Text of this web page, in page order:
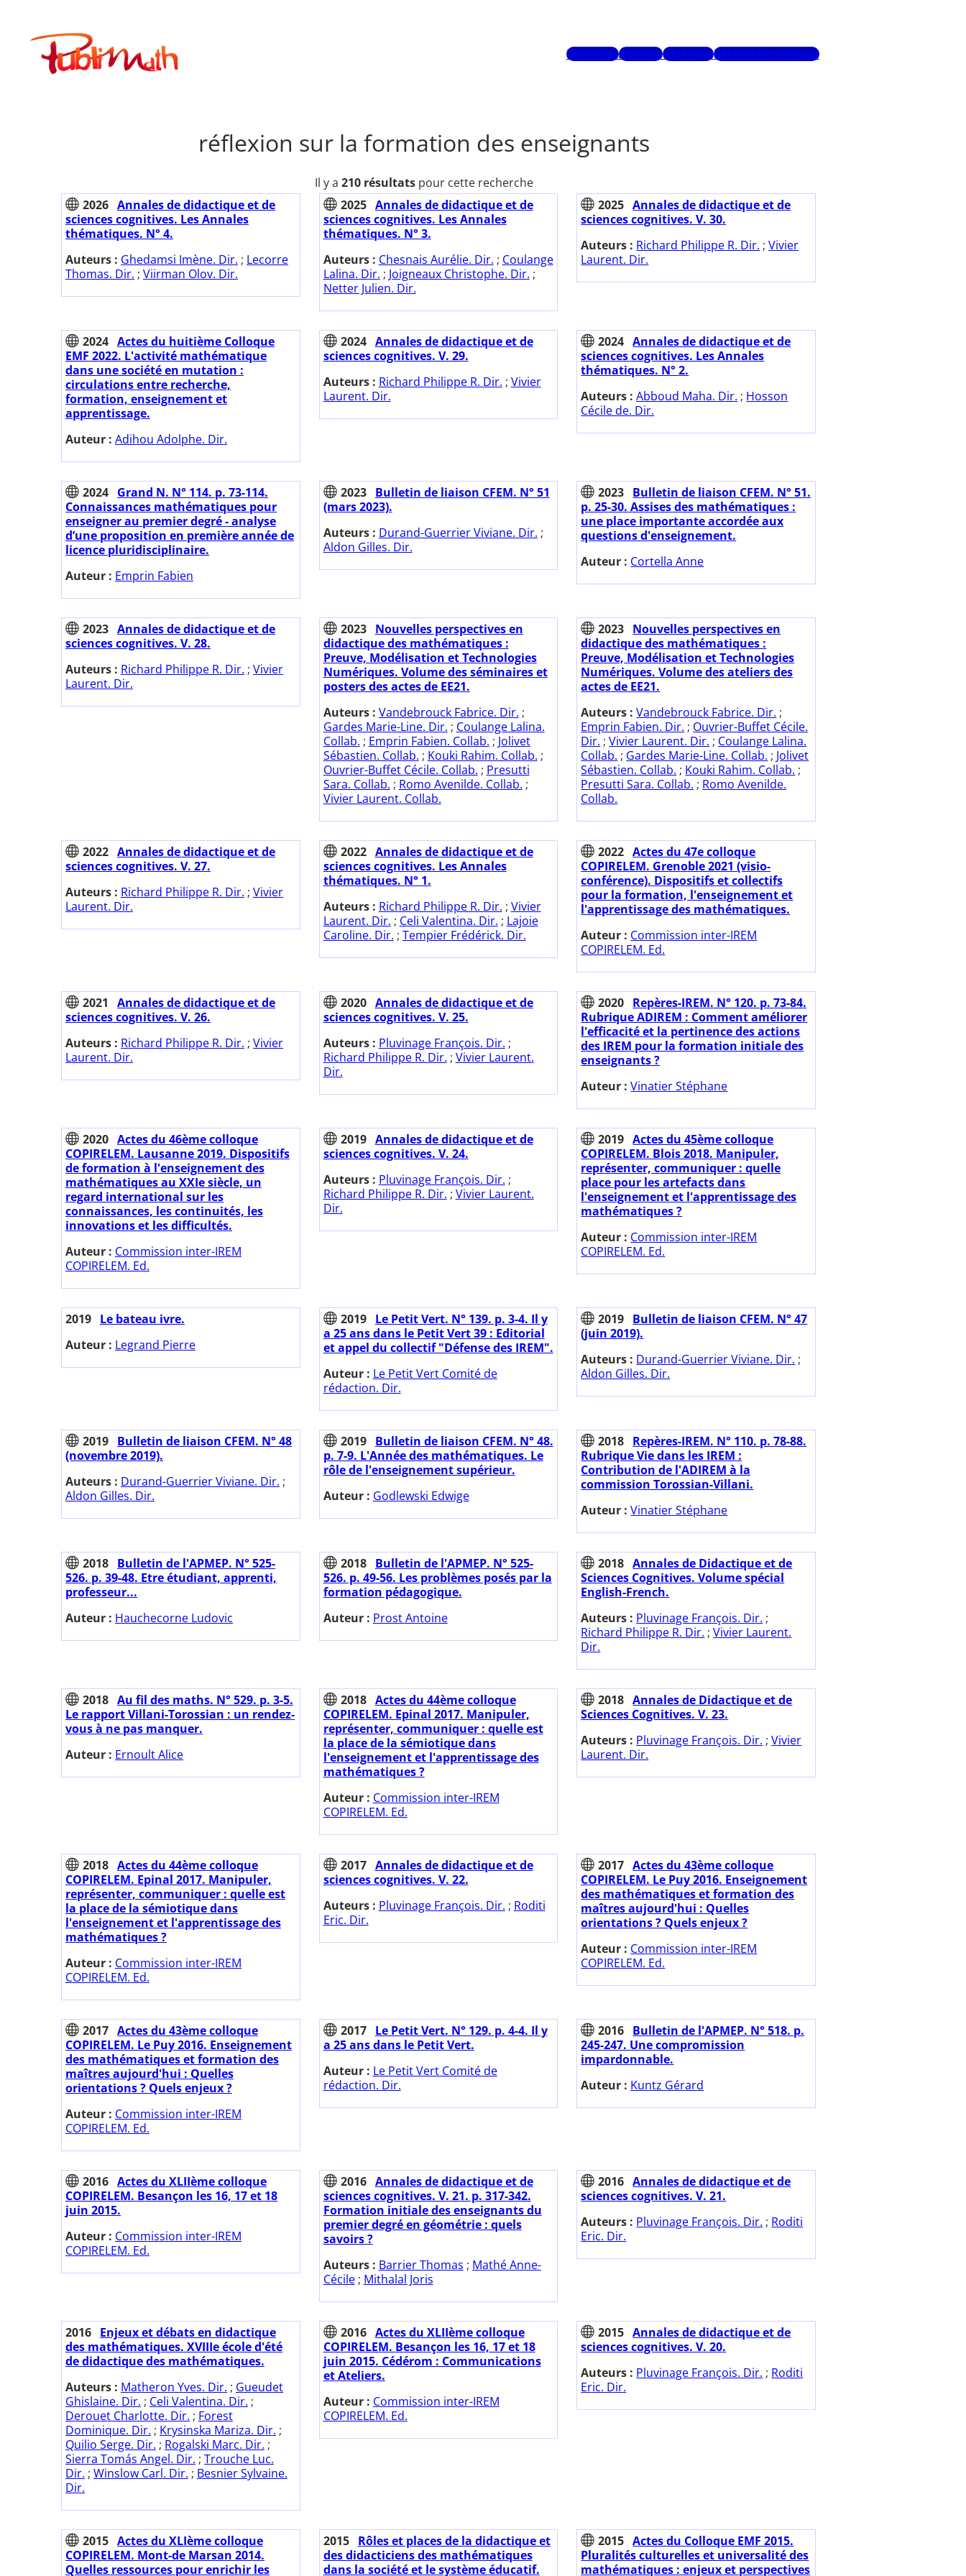
contenuPublimath
Mots-clésAuteursGlossaireRecherche avancée
réflexion sur la formation des enseignants
Il y a 210 résultats pour cette recherche
2026 Annales de didactique et de
sciences cognitives. Les Annales
thématiques. N° 4.
Auteurs : Ghedamsi Imène. Dir. ; Lecorre
Thomas. Dir. ; Viirman Olov. Dir.
2025 Annales de didactique et de
sciences cognitives. Les Annales
thématiques. N° 3.
Auteurs : Chesnais Aurélie. Dir. ; Coulange
Lalina. Dir. ; Joigneaux Christophe. Dir. ;
Netter Julien. Dir.
2025 Annales de didactique et de
sciences cognitives. V. 30.
Auteurs : Richard Philippe R. Dir. ;Vivier
Laurent. Dir.
2024 Actes du huitième Colloque
EMF 2022. L'activité mathématique
dans une société en mutation :
circulations entre recherche,
formation, enseignement et
apprentissage.
Auteur : Adihou Adolphe. Dir.
2024 Annales de didactique et de
sciences cognitives. V. 29.
Auteurs : Richard Philippe R. Dir. ; Vivier
Laurent. Dir.
2024 Annales de didactique et de
sciences cognitives. Les Annales
thématiques. N° 2.
Auteurs :Abboud Maha. Dir. ; Hosson
Cécile de. Dir.
2024 Grand N. N° 114. p. 73-114.
Connaissances mathématiques pour
enseigner au premier degré - analyse
d’une proposition en première année de
licence pluridisciplinaire.
Auteur : Emprin Fabien
2023
Bulletin de liaison CFEM. N° 51
(mars 2023).
Auteurs : Durand-Guerrier Viviane. Dir. ;
Aldon Gilles. Dir.
2023 Bulletin de liaison CFEM. N° 51.
p. 25-30. Assises des mathématiques :
une place importante accordée aux
questions d'enseignement.
Auteur : Cortella Anne
2023 Annales de didactique et de
sciences cognitives. V. 28.
Auteurs : Richard Philippe R. Dir. ; Vivier
Laurent. Dir.
2023
Nouvelles perspectives en
didactique des mathématiques :
Preuve, Modélisation et Technologies
Numériques. Volume des séminaires et
posters des actes de EE21.
Auteurs : Vandebrouck Fabrice. Dir. ;
Gardes Marie-Line. Dir. ; Coulange Lalina.
Collab. ; Emprin Fabien. Collab. ; Jolivet
Sébastien. Collab. ; Kouki Rahim. Collab. ;
Ouvrier-Buffet Cécile. Collab. ; Presutti
Sara. Collab. ; Romo Avenilde. Collab. ;
Vivier Laurent. Collab.
2023 Nouvelles perspectives en
didactique des mathématiques :
Preuve, Modélisation et Technologies
Numériques. Volume des ateliers des
actes de EE21.
Auteurs :Vandebrouck Fabrice. Dir. ;
Emprin Fabien. Dir. ; Ouvrier-Buffet Cécile.
Dir. ;Vivier Laurent. Dir. ; Coulange Lalina.
Collab. ; Gardes Marie-Line. Collab. ; Jolivet
Sébastien. Collab. ; Kouki Rahim. Collab. ;
Presutti Sara. Collab. ; Romo Avenilde.
Collab.
2022 Annales de didactique et de
sciences cognitives. V. 27.
Auteurs : Richard Philippe R. Dir. ; Vivier
Laurent. Dir.
2022 Annales de didactique et de
sciences cognitives. Les Annales
thématiques. N° 1.
Auteurs : Richard Philippe R. Dir. ; Vivier
Laurent. Dir. ; Celi Valentina. Dir. ; Lajoie
Caroline. Dir. ; Tempier Frédérick. Dir.
2022 Actes du 47e colloque
COPIRELEM. Grenoble 2021 (visio-
conférence). Dispositifs et collectifs
pour la formation, l'enseignement et
l'apprentissage des mathématiques.
Auteur : Commission inter-IREM
COPIRELEM. Ed.
2021
Annales de didactique et de
sciences cognitives. V. 26.
Auteurs : Richard Philippe R. Dir. ; Vivier
Laurent. Dir.
2020 Annales de didactique et de
sciences cognitives. V. 25.
Auteurs : Pluvinage François. Dir. ;
Richard Philippe R. Dir. ; Vivier Laurent.
Dir.
2020 Repères-IREM. N° 120. p. 73-84.
Rubrique ADIREM : Comment améliorer
l'efficacité et la pertinence des actions
des IREM pour la formation initiale des
enseignants ?
Auteur :Vinatier Stéphane
2020 Actes du 46ème colloque
COPIRELEM. Lausanne 2019. Dispositifs
de formation à l'enseignement des
mathématiques au XXIe siècle, un
regard international sur les
connaissances, les continuités, les
innovations et les difficultés.
Auteur : Commission inter-IREM
COPIRELEM. Ed.
2019 Annales de didactique et de
sciences cognitives. V. 24.
Auteurs : Pluvinage François. Dir. ;
Richard Philippe R. Dir. ; Vivier Laurent.
Dir.
2019 Actes du 45ème colloque
COPIRELEM. Blois 2018. Manipuler,
représenter, communiquer : quelle
place pour les artefacts dans
l'enseignement et l'apprentissage des
mathématiques ?
Auteur : Commission inter-IREM
COPIRELEM. Ed.
2019 Le bateau ivre.
Auteur : Legrand Pierre
2019
Le Petit Vert. N° 139. p. 3-4. Il y
a 25 ans dans le Petit Vert 39 : Editorial
et appel du collectif "Défense des IREM".
Auteur : Le Petit Vert Comité de
rédaction. Dir.
2019 Bulletin de liaison CFEM. N° 47
(juin 2019).
Auteurs : Durand-Guerrier Viviane. Dir. ;
Aldon Gilles. Dir.
2019 Bulletin de liaison CFEM. N° 48
(novembre 2019).
Auteurs : Durand-Guerrier Viviane. Dir. ;
Aldon Gilles. Dir.
2019
Bulletin de liaison CFEM. N° 48.
p. 7-9. L'Année des mathématiques. Le
rôle de l'enseignement supérieur.
Auteur : Godlewski Edwige
2018 Repères-IREM. N° 110. p. 78-88.
Rubrique Vie dans les IREM :
Contribution de l'ADIREM à la
commission Torossian-Villani.
Auteur :Vinatier Stéphane
2018 Bulletin de l'APMEP. N° 525-
526. p. 39-48. Etre étudiant, apprenti,
professeur...
Auteur : Hauchecorne Ludovic
2018
Bulletin de l'APMEP. N° 525-
526. p. 49-56. Les problèmes posés par la
formation pédagogique.
Auteur : Prost Antoine
2018 Annales de Didactique et de
Sciences Cognitives. Volume spécial
English-French.
Auteurs : Pluvinage François. Dir. ;
Richard Philippe R. Dir. ;Vivier Laurent.
Dir.
2018 Au fil des maths. N° 529. p. 3-5.
Le rapport Villani-Torossian : un rendez-
vous à ne pas manquer.
Auteur : Ernoult Alice
2018 Actes du 44ème colloque
COPIRELEM. Epinal 2017. Manipuler,
représenter, communiquer : quelle est
la place de la sémiotique dans
l'enseignement et l'apprentissage des
mathématiques ?
Auteur : Commission inter-IREM
COPIRELEM. Ed.
2018 Annales de Didactique et de
Sciences Cognitives. V. 23.
Auteurs : Pluvinage François. Dir. ;Vivier
Laurent. Dir.
2018 Actes du 44ème colloque
COPIRELEM. Epinal 2017. Manipuler,
représenter, communiquer : quelle est
la place de la sémiotique dans
l'enseignement et l'apprentissage des
mathématiques ?
Auteur : Commission inter-IREM
COPIRELEM. Ed.
2017 Annales de didactique et de
sciences cognitives. V. 22.
Auteurs : Pluvinage François. Dir. ; Roditi
Eric. Dir.
2017 Actes du 43ème colloque
COPIRELEM. Le Puy 2016. Enseignement
des mathématiques et formation des
maîtres aujourd'hui : Quelles
orientations ? Quels enjeux ?
Auteur : Commission inter-IREM
COPIRELEM. Ed.
2017 Actes du 43ème colloque
COPIRELEM. Le Puy 2016. Enseignement
des mathématiques et formation des
maîtres aujourd'hui : Quelles
orientations ? Quels enjeux ?
Auteur : Commission inter-IREM
COPIRELEM. Ed.
2017
Le Petit Vert. N° 129. p. 4-4. Il y
a 25 ans dans le Petit Vert.
Auteur : Le Petit Vert Comité de
rédaction. Dir.
2016 Bulletin de l'APMEP. N° 518. p.
245-247. Une compromission
impardonnable.
Auteur : Kuntz Gérard
2016 Actes du XLIIème colloque
COPIRELEM. Besançon les 16, 17 et 18
juin 2015.
Auteur : Commission inter-IREM
COPIRELEM. Ed.
2016 Annales de didactique et de
sciences cognitives. V. 21. p. 317-342.
Formation initiale des enseignants du
premier degré en géométrie : quels
savoirs ?
Auteurs : Barrier Thomas ; Mathé Anne-
Cécile; Mithalal Joris
2016 Annales de didactique et de
sciences cognitives. V. 21.
Auteurs : Pluvinage François. Dir. ; Roditi
Eric. Dir.
2016 Enjeux et débats en didactique
des mathématiques. XVIIIe école d'été
de didactique des mathématiques.
Auteurs : Matheron Yves. Dir. ; Gueudet
Ghislaine. Dir. ; Celi Valentina. Dir. ;
Derouet Charlotte. Dir. ; Forest
Dominique. Dir. ; Krysinska Mariza. Dir. ;
Quilio Serge. Dir. ; Rogalski Marc. Dir. ;
Sierra Tomás Angel. Dir. ; Trouche Luc.
Dir. ; Winslow Carl. Dir. ; Besnier Sylvaine.
Dir.
2016 Actes du XLIIème colloque
COPIRELEM. Besançon les 16, 17 et 18
juin 2015. Cédérom : Communications
et Ateliers.
Auteur : Commission inter-IREM
COPIRELEM. Ed.
2015 Annales de didactique et de
sciences cognitives. V. 20.
Auteurs : Pluvinage François. Dir. ; Roditi
Eric. Dir.
2015 Actes du XLIème colloque
COPIRELEM. Mont-de Marsan 2014.
Quelles ressources pour enrichir les
2015
Rôles et places de la didactique et
des didacticiens des mathématiques
dans la société et le système éducatif.
2015 Actes du Colloque EMF 2015.
Pluralités culturelles et universalité des
mathématiques : enjeux et perspectives